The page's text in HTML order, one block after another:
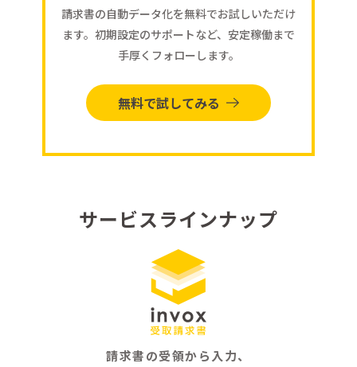
請求書の自動データ化を無料でお試しいただけ
ます。初期設定のサポートなど、安定稼働まで
手厚くフォローします。
無料で試してみる
サービスラインナップ
請求書の受領から入力、